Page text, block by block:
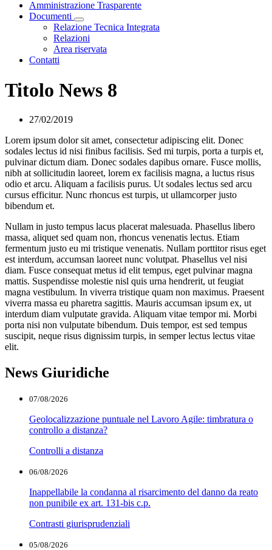
Amministrazione Trasparente
Documenti
Visualizza menù di secondo livello
Relazione Tecnica Integrata
Relazioni
Area riservata
Contatti
Titolo News 8
27/02/2019
Lorem ipsum dolor sit amet, consectetur adipiscing elit. Donec
sodales lectus id nisi finibus facilisis. Sed mi turpis, porta a turpis et,
pulvinar dictum diam. Donec sodales dapibus ornare. Fusce mollis,
nibh at sollicitudin laoreet, lorem ex facilisis magna, a luctus risus
odio et arcu. Aliquam a facilisis purus. Ut sodales lectus sed arcu
cursus efficitur. Nunc rhoncus est turpis, ut ullamcorper justo
bibendum et.
Nullam in justo tempus lacus placerat malesuada. Phasellus libero
massa, aliquet sed quam non, rhoncus venenatis lectus. Etiam
fermentum justo eu mi tristique venenatis. Nullam porttitor risus eget
est interdum, accumsan laoreet nunc volutpat. Phasellus vel nisi
diam. Fusce consequat metus id elit tempus, eget pulvinar magna
mattis. Suspendisse molestie nisl quis urna hendrerit, ut feugiat
magna vestibulum. In viverra tristique quam non maximus. Praesent
viverra massa eu pharetra sagittis. Mauris accumsan ipsum ex, ut
interdum diam vulputate gravida. Aliquam vitae tempor mi. Morbi
porta nisi non vulputate bibendum. Duis tempor, est sed tempus
suscipit, neque risus dignissim turpis, in semper lectus lectus vitae
elit.
News Giuridiche
07/08/2026
Geolocalizzazione puntuale nel Lavoro Agile: timbratura o
controllo a distanza?
Controlli a distanza
06/08/2026
Inappellabile la condanna al risarcimento del danno da reato
non punibile ex art. 131-bis c.p.
Contrasti giurisprudenziali
05/08/2026